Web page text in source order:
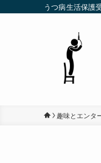
うつ病生活保護
趣味とエンタ